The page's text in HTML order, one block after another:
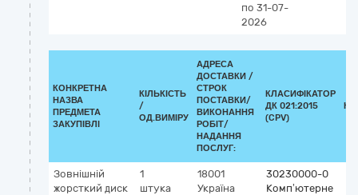
по 31-07-
2026
КОНКРЕТНА
НАЗВА
ПРЕДМЕТА
ЗАКУПІВЛІ
КІЛЬКІСТЬ
/
ОД.ВИМІРУ
АДРЕСА
ДОСТАВКИ /
СТРОК
ПОСТАВКИ/
ВИКОНАННЯ
РОБІТ/
НАДАННЯ
ПОСЛУГ:
КЛАСИФІКАТОР
ДК 021:2015
(CPV)
Зовнішній
жорсткий диск
1
штука
18001
Україна
30230000-0
Комп’ютерне